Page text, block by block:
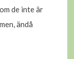
de inte är
ändå